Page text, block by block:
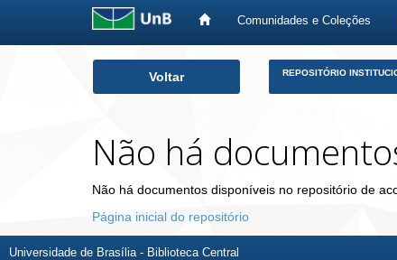
Comunidades e Coleções
Voltar REPOSITÓRIO
Não há
Não há documentos disponíveis no repositório de
Página inicial do repositório
Universidade de Brasília - Biblioteca Central